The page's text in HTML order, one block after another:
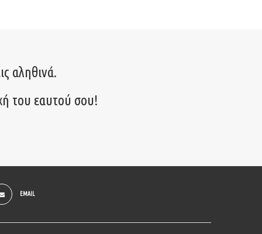
αληθινά.
του εαυτού σου!
EMAIL